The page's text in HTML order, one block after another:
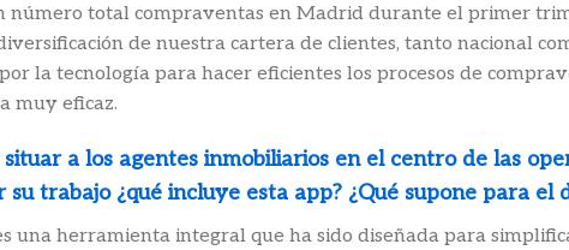
número total compraventas en Madrid durante el primer
de nuestra cartera de clientes, tanto nacional
la tecnología para hacer eficientes los procesos de
muy eficaz.
a los agentes inmobiliarios en el centro de las
trabajo ¿qué incluye esta app? ¿Qué supone para el
una herramienta integral que ha sido diseñada para